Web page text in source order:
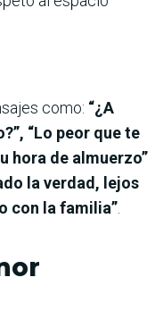
como: “¿A
“Lo peor que te
hora de almuerzo”
la verdad, lejos
con la familia”